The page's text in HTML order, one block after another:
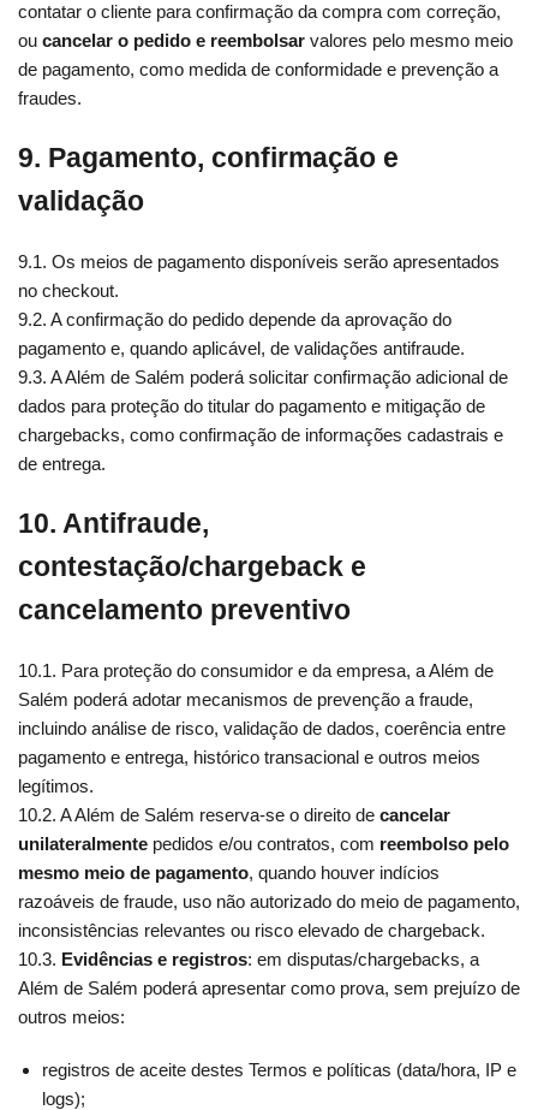
contatar o cliente para confirmação da compra com correção,
ou cancelar o pedido e reembolsar valores pelo mesmo meio
de pagamento, como medida de conformidade e prevenção a
fraudes.
9. Pagamento, confirmação e
validação
9.1. Os meios de pagamento disponíveis serão apresentados
no checkout.
9.2. A confirmação do pedido depende da aprovação do
pagamento e, quando aplicável, de validações antifraude.
9.3. A Além de Salém poderá solicitar confirmação adicional de
dados para proteção do titular do pagamento e mitigação de
chargebacks, como confirmação de informações cadastrais e
de entrega.
10. Antifraude,
contestação/chargeback e
cancelamento preventivo
10.1. Para proteção do consumidor e da empresa, a Além de
Salém poderá adotar mecanismos de prevenção a fraude,
incluindo análise de risco, validação de dados, coerência entre
pagamento e entrega, histórico transacional e outros meios
legítimos.
10.2. A Além de Salém reserva-se o direito de cancelar
unilateralmente pedidos e/ou contratos, com reembolso pelo
mesmo meio de pagamento, quando houver indícios
razoáveis de fraude, uso não autorizado do meio de pagamento,
inconsistências relevantes ou risco elevado de chargeback.
10.3. Evidências e registros: em disputas/chargebacks, a
Além de Salém poderá apresentar como prova, sem prejuízo de
outros meios:
registros de aceite destes Termos e políticas (data/hora, IP e
logs);